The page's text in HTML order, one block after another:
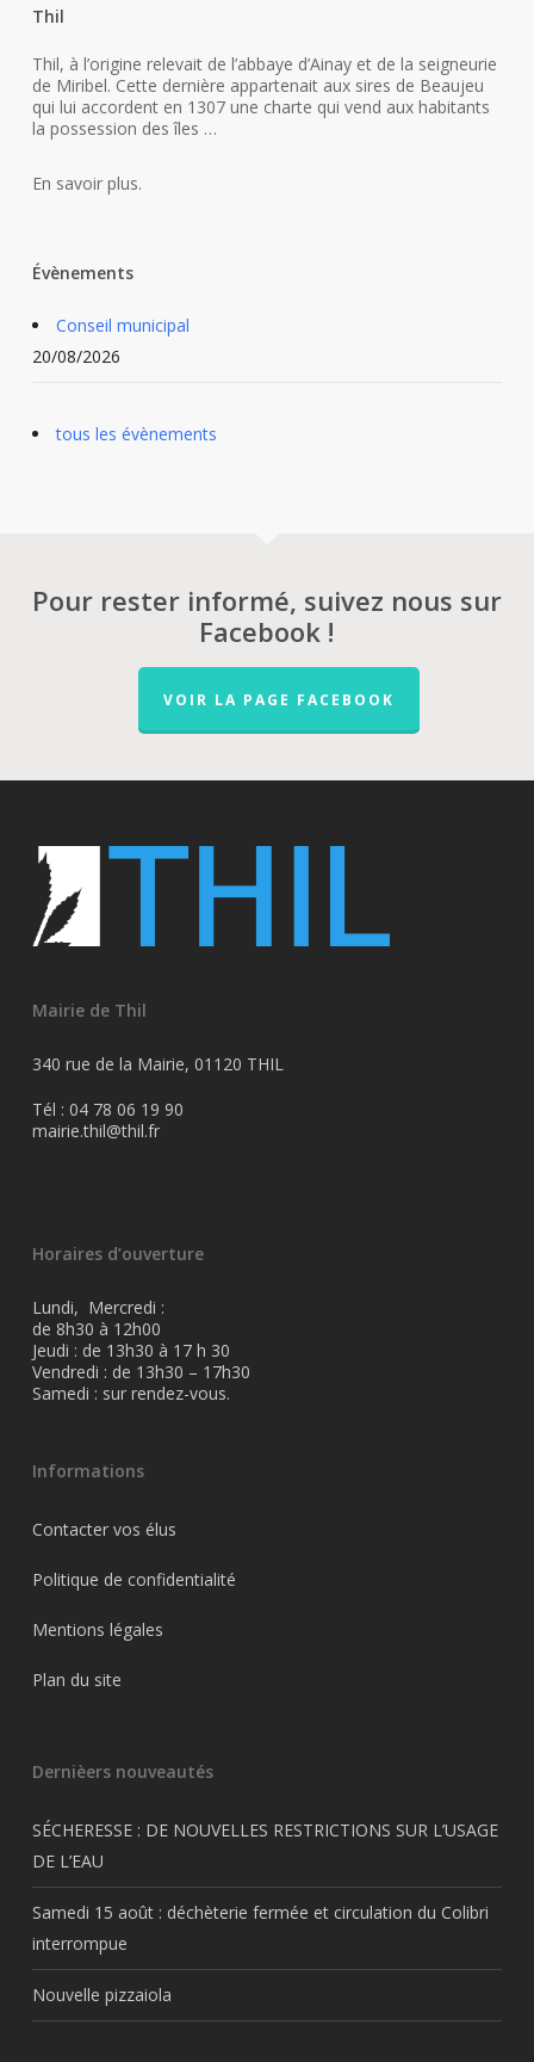
Thil
Thil, à l’origine relevait de l’abbaye d’Ainay et de la seigneurie
de Miribel. Cette dernière appartenait aux sires de Beaujeu
qui lui accordent en 1307 une charte qui vend aux habitants
la possession des îles …
En savoir plus.
Évènements
Conseil municipal
20/08/2026
tous les évènements
Pour rester informé, suivez nous sur
Facebook !
VOIR LA PAGE FACEBOOK
Mairie de Thil
340 rue de la Mairie, 01120 THIL
Tél : 04 78 06 19 90
mairie.thil@thil.fr
Horaires d’ouverture
Lundi, Mercredi :
de 8h30 à 12h00
Jeudi : de 13h30 à 17 h 30
Vendredi : de 13h30 – 17h30
Samedi : sur rendez-vous.
Informations
Contacter vos élus
Politique de confidentialité
Mentions légales
Plan du site
Dernièers nouveautés
SÉCHERESSE : DE NOUVELLES RESTRICTIONS SUR L’USAGE
DE L’EAU
Samedi 15 août : déchèterie fermée et circulation du Colibri
interrompue
Nouvelle pizzaiola